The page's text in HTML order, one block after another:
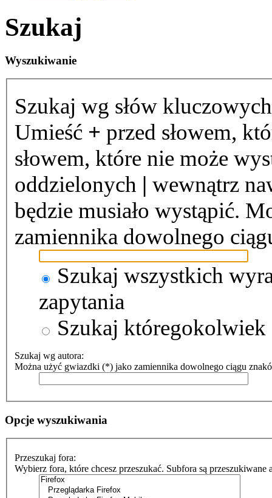
Szukaj
Wyszukiwanie
Szukaj wg słów
Umieść + przed słowem,
słowem, które nie może
oddzielonych | wewnątrz
będzie musiało wystąpić.
zamiennika dowolnego
Szukaj wszystkich
zapytania
Szukaj któregokolwiek
Szukaj wg autora:
Można użyć gwiazdki (*) jako zamiennika dowolnego ciągu
Opcje wyszukiwania
Przeszukaj fora:
Wybierz fora, które chcesz przeszukać. Subfora są